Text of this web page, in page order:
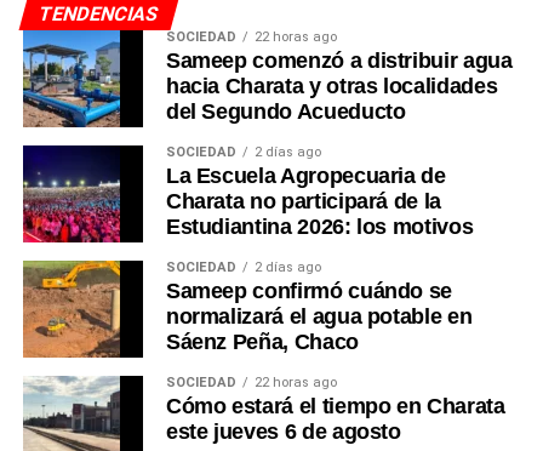
TENDENCIAS
SOCIEDAD 22 horas ago
Sameep comenzó a distribuir agua
hacia Charata y otras localidades
del Segundo Acueducto
SOCIEDAD 2 días ago
La Escuela Agropecuaria de
Charata no participará de la
Estudiantina 2026: los motivos
SOCIEDAD 2 días ago
Sameep confirmó cuándo se
normalizará el agua potable en
Sáenz Peña, Chaco
SOCIEDAD 22 horas ago
Cómo estará el tiempo en Charata
este jueves 6 de agosto